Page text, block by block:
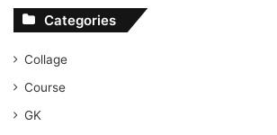
Categories
Collage
Course
GK